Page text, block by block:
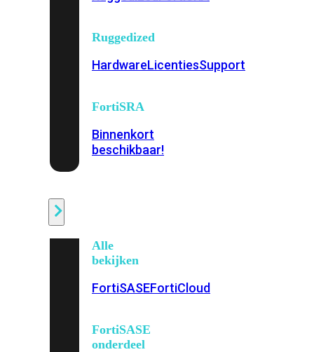
Ruggedized
HardwareLicentiesSupport
FortiSRA
Binnenkort
beschikbaar!
Alle
bekijken
FortiSASEFortiCloud
FortiSASE
onderdeel